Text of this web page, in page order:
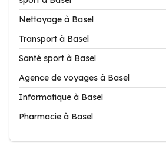
Nettoyage à Basel
Transport à Basel
Santé sport à Basel
Agence de voyages à Basel
Informatique à Basel
Pharmacie à Basel